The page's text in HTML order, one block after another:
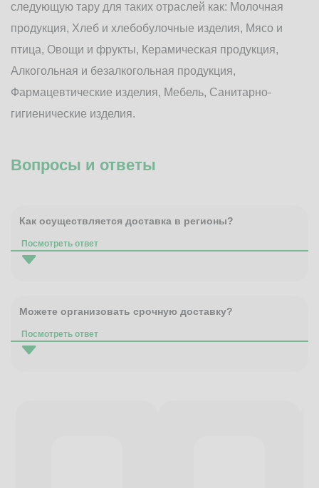
следующую тару для таких отраслей как: Молочная
продукция, Хлеб и хлебобулочные изделия, Мясо и
птица, Овощи и фрукты, Керамическая продукция,
Алкогольная и безалкогольная продукция,
Фармацевтические изделия, Мебель, Санитарно-
гигиенические изделия.
Вопросы и ответы
Как осуществляется доставка в регионы?
Посмотреть ответ
Можете организовать срочную доставку?
Посмотреть ответ